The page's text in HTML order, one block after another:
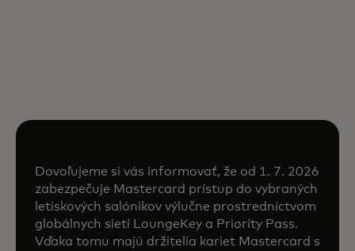
Dovoľujeme si vás informovať, že od 1. 7. 2026
zabezpečuje Mastercard prístup do vybraných
letiskových salónikov výlučne prostredníctvom
globálnych sietí LoungeKey a Priority Pass.
Vďaka tomu majú držitelia kariet Mastercard s